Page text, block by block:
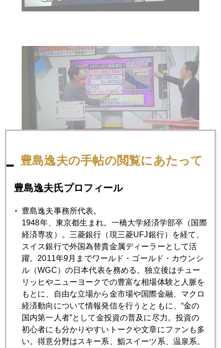
2017年
豊島逸夫の手帖の閲覧にあたって
豊島逸夫氏プロフィール
豊島逸夫事務所代表。
1948年、東京都生まれ。一橋大学経済学部卒（国際
経済専攻）。三菱銀行（現三菱UFJ銀行）を経て、
スイス銀行で外国為替貴金属ディーラーとして活
躍。2011年9月までワールド・ゴールド・カウンシ
ル（WGC）の日本代表を務める。独立後はチュー
リッヒやニューヨークでの豊富な相場体験と人脈を
もとに、自由な立場から金市場や国際金融、マクロ
経済動向について情報発信を行うとともに、“金の
国内第一人者”として金投資の普及に尽力。投資の
初心者にも分かりやすいトークや文章にファンも多
い。得意分野はスキー系、鮨スイーツ系、温泉系。